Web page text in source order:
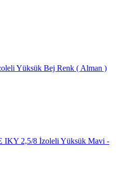
Yüksük Bej Renk ( Alman )
IKY 2,5/8 İzoleli Yüksük Mavi -